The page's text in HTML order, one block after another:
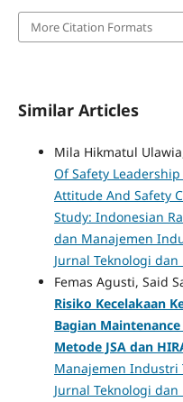
More Citation Formats
Similar Articles
Mila Hikmatul
Of Safety
Attitude And Safety
Study: Indonesian
dan Manajemen
Jurnal Teknologi
Femas Agusti, Said
Risiko Kecelakaan
Bagian
Metode JSA dan
Manajemen Industri
Jurnal Teknologi